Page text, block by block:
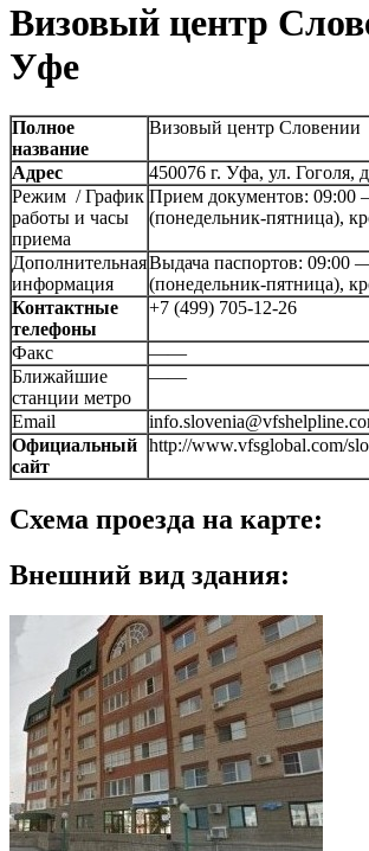
Визовый центр
Уфе
Полное
название
Визовый центр Словении
Адрес
450076 г. Уфа, ул. Гоголя,
Режим / График
работы и часы
приема
Прием документов: 09:00
(понедельник-пятница),
Дополнительная
информация
Выдача паспортов: 09:00
(понедельник-пятница),
Контактные
телефоны
+7 (499) 705-12-26
Факс
——
Ближайшие
станции метро
——
Email
Официальный
сайт
http://www.vfsglobal.com/
Схема проезда на карте:
Внешний вид здания: